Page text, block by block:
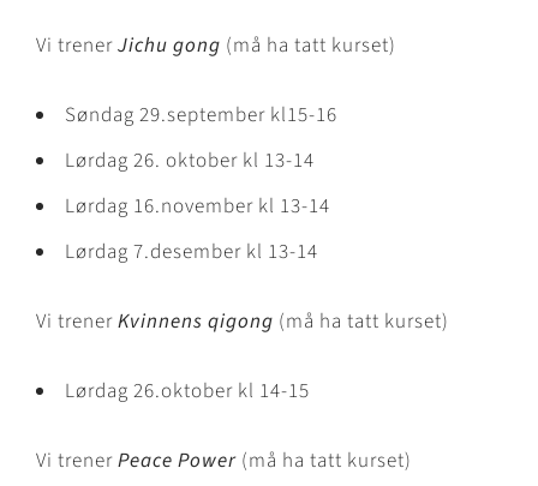
Vi trenerJichu gong (må ha tatt kurset)
Søndag 29.september kl15-16
Lørdag 26. oktober kl 13-14
Lørdag 16.november kl 13-14
Lørdag 7.desember kl 13-14
Vi trenerKvinnens qigong (må ha tatt kurset)
Lørdag 26.oktober kl 14-15
Vi trenerPeace Power (må ha tatt kurset)